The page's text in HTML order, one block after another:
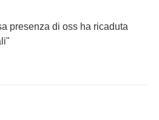
presenza di oss ha ricaduta